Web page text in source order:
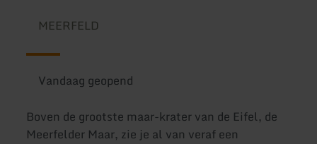
MEERFELD
Vandaag geopend
Boven de grootste maar-krater van de Eifel, de
Meerfelder Maar, zie je al van veraf een